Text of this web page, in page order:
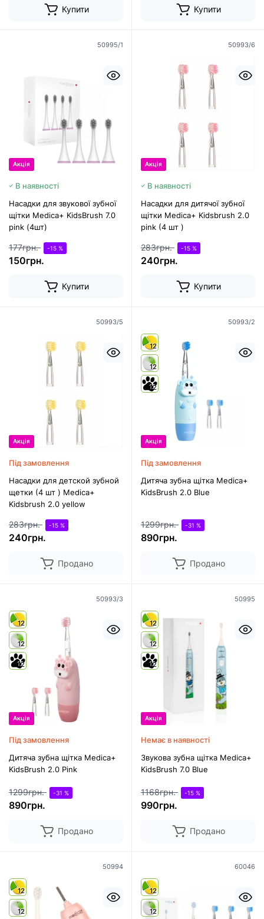
Купити Купити
50995/1
Акція
В наявності
Насадки для звукової зубної
щітки Medica+ KidsBrush 7.0
pink (4шт)
177грн. -15 %
150грн.
Купити
50993/6
Акція
В наявності
Насадки для дитячої зубної
щітки Medica+ Kidsbrush 2.0
pink (4 шт )
283грн. -15 %
240грн.
Купити
50993/5
Акція
Під замовлення
Насадки для детской зубной
щетки (4 шт ) Medica+
Kidsbrush 2.0 yellow
283грн. -15 %
240грн.
Продано
50993/2
12
12
12
Акція
Під замовлення
Дитяча зубна щітка Medica+
KidsBrush 2.0 Blue
1299грн. -31 %
890грн.
Продано
50993/3
12
12
12
Акція
Під замовлення
Дитяча зубна щітка Medica+
KidsBrush 2.0 Pink
1299грн. -31 %
890грн.
Продано
50995
12
12
12
Акція
Немає в наявності
Звукова зубна щітка Medica+
KidsBrush 7.0 Blue
1168грн. -15 %
990грн.
Продано
50994
12
12
60046
12
12